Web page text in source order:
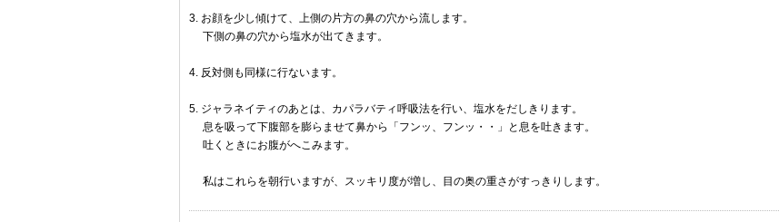
3. お顔を少し傾けて、上側の片方の鼻の穴から流します。
下側の鼻の穴から塩水が出てきます。
4. 反対側も同様に行ないます。
5. ジャラネイティのあとは、カパラバティ呼吸法を行い、塩水をだしきります。
息を吸って下腹部を膨らませて鼻から「フンッ、フンッ・・」と息を吐きます。
吐くときにお腹がへこみます。
私はこれらを朝行いますが、スッキリ度が増し、目の奥の重さがすっきりします。